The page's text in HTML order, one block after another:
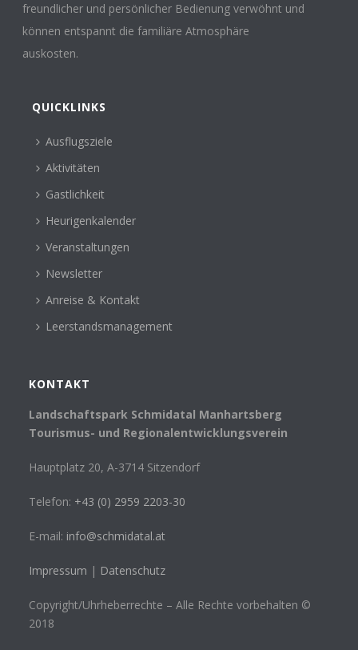
freundlicher und persönlicher Bedienung verwöhnt und
können entspannt die familiäre Atmosphäre
auskosten.
QUICKLINKS
Ausflugsziele
Aktivitäten
Gastlichkeit
Heurigenkalender
Veranstaltungen
Newsletter
Anreise & Kontakt
Leerstandsmanagement
KONTAKT
Landschaftspark Schmidatal Manhartsberg
Tourismus- und Regionalentwicklungsverein
Hauptplatz 20, A-3714 Sitzendorf
Telefon: +43 (0) 2959 2203-30
E-mail: info@schmidatal.at
Impressum | Datenschutz
Copyright/Uhrheberrechte – Alle Rechte vorbehalten ©
2018